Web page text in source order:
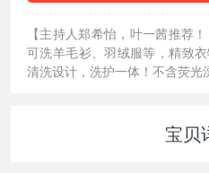
【主持人郑希怡，叶一茜推荐
可洗羊毛衫、羽绒服等，精致
清洗设计，洗护一体！不含荧光
宝贝